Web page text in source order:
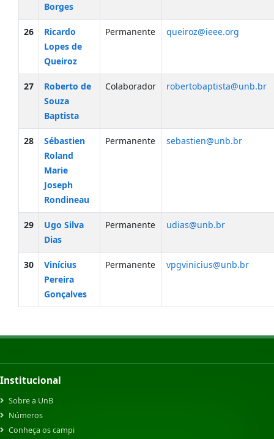
Borges
26
Ricardo
Lopes de
Queiroz
Permanente queiroz@ieee.org
27
Roberto de
Souza
Baptista
Colaborador robertobaptista@unb.br
28
Sébastien
Roland
Marie
Joseph
Rondineau
Permanente sebastien@unb.br
29
Ugo Silva
Dias
Permanente udias@unb.br
30
Vinícius
Pereira
Gonçalves
Permanente vpgvinicius@unb.br
Institucional
Sobre a UnB
Números
Conheça os campi